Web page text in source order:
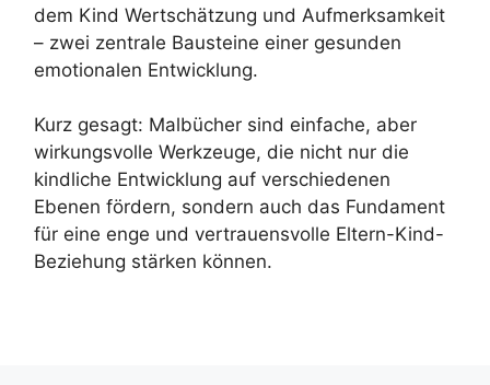
dem Kind Wertschätzung und Aufmerksamkeit
– zwei zentrale Bausteine einer gesunden
emotionalen Entwicklung.
Kurz gesagt: Malbücher sind einfache, aber
wirkungsvolle Werkzeuge, die nicht nur die
kindliche Entwicklung auf verschiedenen
Ebenen fördern, sondern auch das Fundament
für eine enge und vertrauensvolle Eltern-Kind-
Beziehung stärken können.